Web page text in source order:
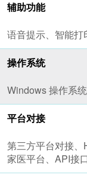
辅助功能
语音提示、智能打
操作系统
Windows 操作系统
平台对接
第三方平台对接、
家医平台、API接